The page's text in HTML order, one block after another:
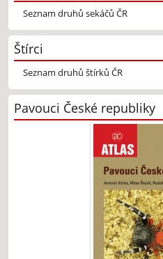
Seznam druhů sekáčů ČR
Štírci
Seznam druhů štírků ČR
Pavouci České republiky